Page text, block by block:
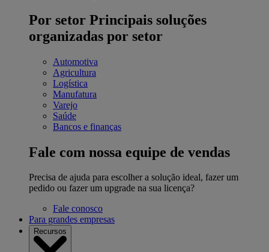
Por setor Principais soluções
organizadas por setor
Automotiva
Agricultura
Logística
Manufatura
Varejo
Saúde
Bancos e finanças
Fale com nossa equipe de vendas
Precisa de ajuda para escolher a solução ideal, fazer um
pedido ou fazer um upgrade na sua licença?
Fale conosco
Para grandes empresas
Recursos